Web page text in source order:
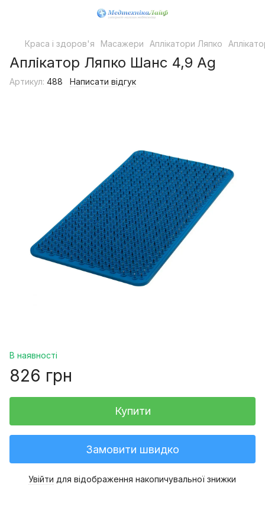
Краса і здоров'я Масажери Аплікатори Ляпко
Аплікатор Ляпко Шанс 4,9 Ag
Артикул: 488 Написати відгук
В наявності
826 грн
Купити
Замовити швидко
Увійти для відображення накопичувальної знижки